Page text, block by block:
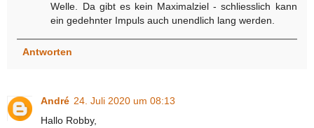
Welle. Da gibt es kein Maximalziel - schliesslich kann
ein gedehnter Impuls auch unendlich lang werden.
Antworten
André 24. Juli 2020 um 08:13
Hallo Robby,